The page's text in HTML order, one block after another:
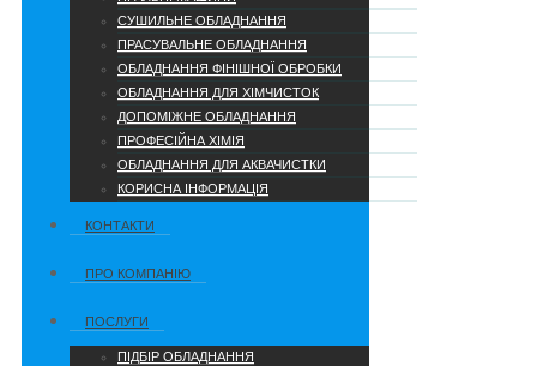
СУШИЛЬНЕ ОБЛАДНАННЯ
ПРАСУВАЛЬНЕ ОБЛАДНАННЯ
ОБЛАДНАННЯ ФІНІШНОЇ ОБРОБКИ
ОБЛАДНАННЯ ДЛЯ ХІМЧИСТОК
ДОПОМІЖНЕ ОБЛАДНАННЯ
ПРОФЕСІЙНА ХІМІЯ
ОБЛАДНАННЯ ДЛЯ АКВАЧИСТКИ
КОРИСНА ІНФОРМАЦІЯ
КОНТАКТИ
ПРО КОМПАНІЮ
ПОСЛУГИ
ПІДБІР ОБЛАДНАННЯ